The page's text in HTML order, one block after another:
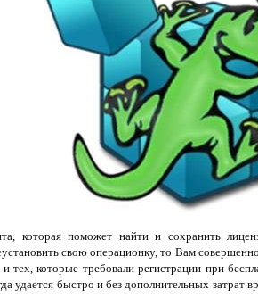
которая поможет найти и сохранить
свою операционку, то Вам
тех, которые требовали регистрации при
удается быстро и без дополнительных